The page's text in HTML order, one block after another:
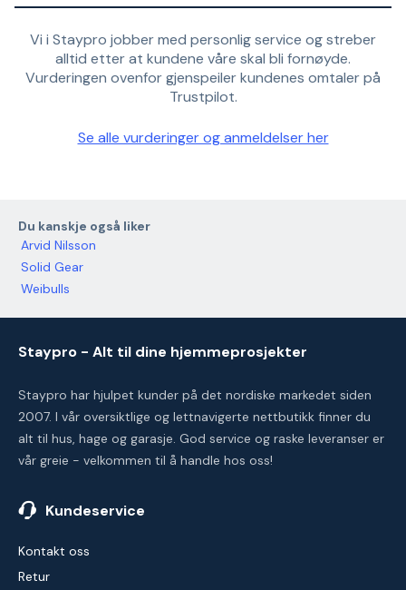
Vi i Staypro jobber med personlig service og streber
alltid etter at kundene våre skal bli fornøyde.
Vurderingen ovenfor gjenspeiler kundenes omtaler på
Trustpilot.
Se alle vurderinger og anmeldelser her
Du kanskje også liker
Arvid Nilsson
Solid Gear
Weibulls
Staypro - Alt til dine hjemmeprosjekter
Staypro har hjulpet kunder på det nordiske markedet siden
2007. I vår oversiktlige og lettnavigerte nettbutikk finner du
alt til hus, hage og garasje. God service og raske leveranser er
vår greie - velkommen til å handle hos oss!
Kundeservice
Kontakt oss
Retur